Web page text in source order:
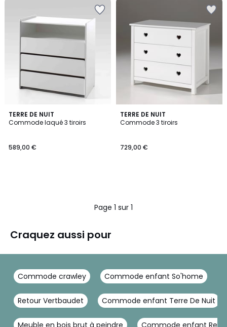
TERRE DE NUIT
Commode laqué 3 tiroirs
589,00 €
TERRE DE NUIT
Commode 3 tiroirs
729,00 €
Page 1 sur 1
Craquez aussi pour
Commode crawley Commode enfant So'home
Retour Vertbaudet Commode enfant Terre De Nuit
Meuble en bois brut à peindre Commode enfant